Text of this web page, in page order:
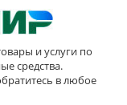
и услуги по
средства.
в любое